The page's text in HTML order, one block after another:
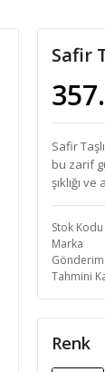
Safir
Safir
bu zarif
şıklığı
Stok Kodu
Marka
Gönderim
Tahmini
Renk